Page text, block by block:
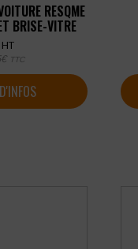
RESQME
BRISE-VITRE
HT
€ TTC